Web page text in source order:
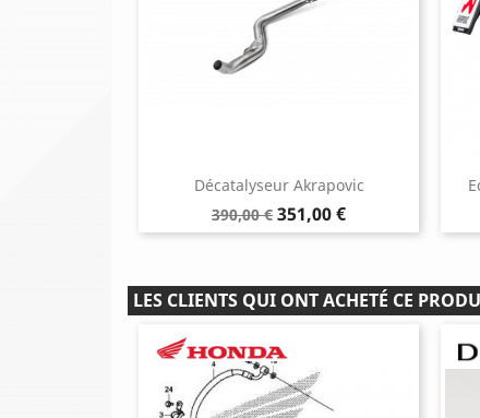
Décatalyseur Akrapovic
Prix
de
390,00 € Prix
351,00 €
LES CLIENTS QUI ONT ACHETÉ CE